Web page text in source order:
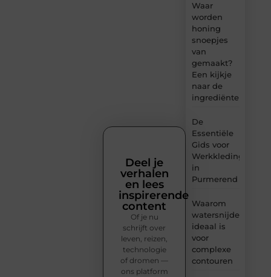
Waar
worden
honing
snoepjes
van
gemaakt?
Een kijkje
naar de
ingrediënten
De
Essentiële
Gids voor
Werkkleding
in
Purmerend
Waarom
watersnijden
ideaal is
voor
complexe
contouren
Deel je
verhalen
en lees
inspirerende
content
Of je nu
schrijft over
leven, reizen,
technologie
of dromen —
ons platform